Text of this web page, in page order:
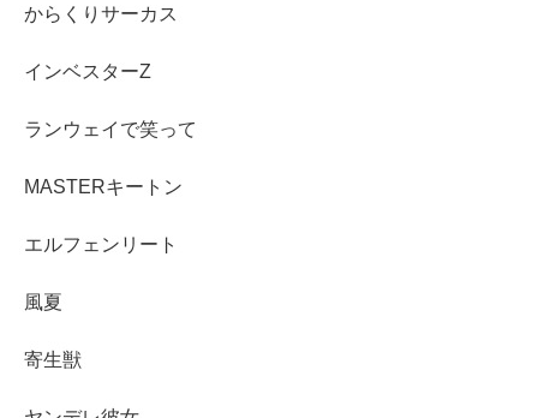
からくりサーカス
インベスターZ
ランウェイで笑って
MASTERキートン
エルフェンリート
風夏
寄生獣